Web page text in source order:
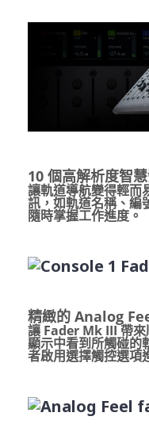
10 個高解析度智
讓軌道導航變得輕而
訊，如軌道名稱、編
隨時掌握工作進度。
精緻的 Analog
讓 Fader Mk III 帶來
顯示中看到所觸碰的
者啟用選擇觸控選項